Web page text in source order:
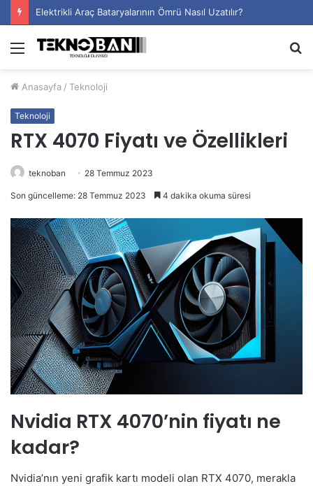
Elektrikli Araç Bataryalarının Ömrü Nasıl Uzatılır?
Menü
Anasayfa / Teknoloji
Teknoloji
RTX 4070 Fiyatı ve Özellikleri
teknoban 28 Temmuz 2023
Son güncelleme: 28 Temmuz 2023 4 dakika okuma süresi
Nvidia RTX 4070’nin fiyatı ne
kadar?
Nvidia’nın yeni grafik kartı modeli olan RTX 4070, merakla